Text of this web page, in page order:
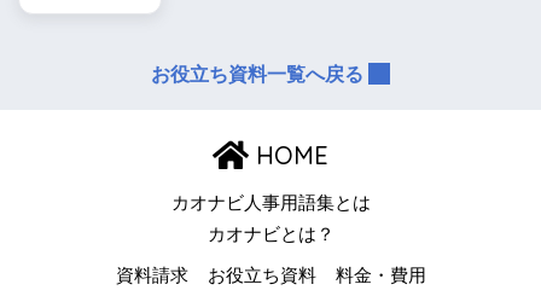
お役立ち資料一覧へ戻る
HOME
カオナビ人事用語集とは
カオナビとは？
資料請求 お役立ち資料 料金・費用